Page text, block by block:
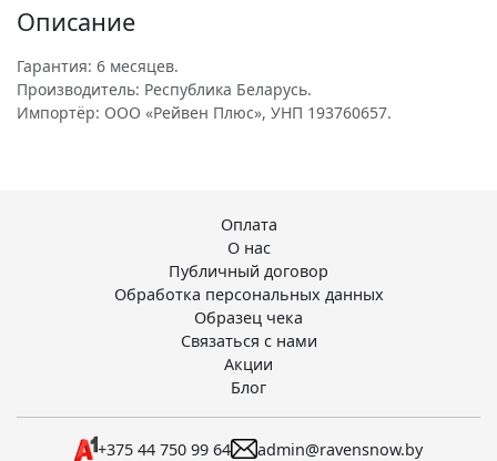
Описание
Гарантия: 6 месяцев.
Производитель: Республика Беларусь.
Импортёр: ООО «Рейвен Плюс», УНП 193760657.
Оплата
О нас
Публичный договор
Обработка персональных данных
Образец чека
Связаться с нами
Акции
Блог
+375 44 750 99 64
admin@ravensnow.by